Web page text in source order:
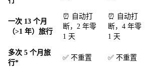
一次 13 个月
（>1 年）旅行
⏰ 自动打
断，2 年零
1 天
⏰ 自动打
断，4 年零
1 天
多次 5 个月旅
行*
✅ 不重置 ✅ 不重置